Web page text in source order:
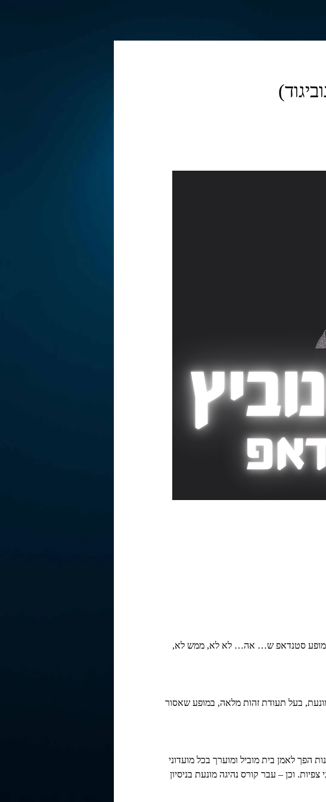
למופע סטנדאפ ש… אה… לא לא, ממש לא,
בעל תעודת זהות מלאה, במופע שאסור
העסוקים והפוריים בישראל. ב-13 השנים האחרונות הפך לאמן בית מוביל ומוערך בכל מועדוני
וכן – עבר קורס נהיגה מונעת בניסיון